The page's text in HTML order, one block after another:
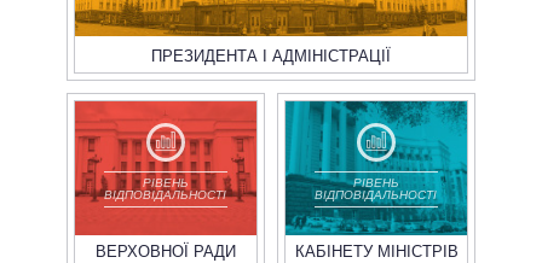
ПРЕЗИДЕНТА І АДМІНІСТРАЦІЇ
РІВЕНЬ
ВІДПОВІДАЛЬНОСТІ
ВЕРХОВНОЇ РАДИ
РІВЕНЬ
ВІДПОВІДАЛЬНОСТІ
КАБІНЕТУ МІНІСТРІВ